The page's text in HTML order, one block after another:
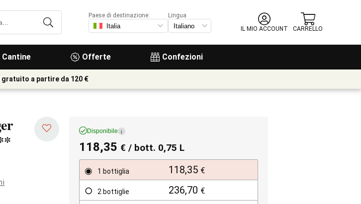
Cantine Offerte Confezioni
Paese di destinazione:
Lingua
IL MIO ACCOUNT
CARRELLO
a partire da 120 €
Disponibile i
118,35 € / bott. 0,75 L
1 bottiglia 118,35 €
2 bottiglie 236,70 €